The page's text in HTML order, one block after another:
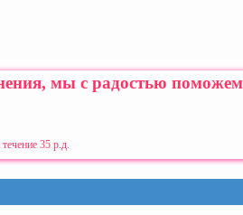
мы с радостью
35 р.д.